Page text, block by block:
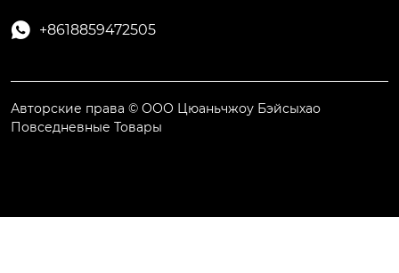
 +8618859472505
Авторские права © ООО Цюаньчжоу Бэйсыхао
Повседневные Товары